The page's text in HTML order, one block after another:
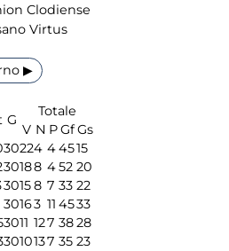
Clodiense
Virtus
▶
G
Totale
V N PGfGs
30224 44515
30188 452 20
30158 7 33 22
30163 11 4533
3011 127 3828
3010137 35 23